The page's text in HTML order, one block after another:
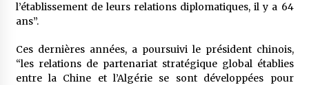
l’établissement de leurs relations diplomatiques, il y a 64
ans”.
Ces dernières années, a poursuivi le président chinois,
“les relations de partenariat stratégique global établies
entre la Chine et l’Algérie se sont développées pour